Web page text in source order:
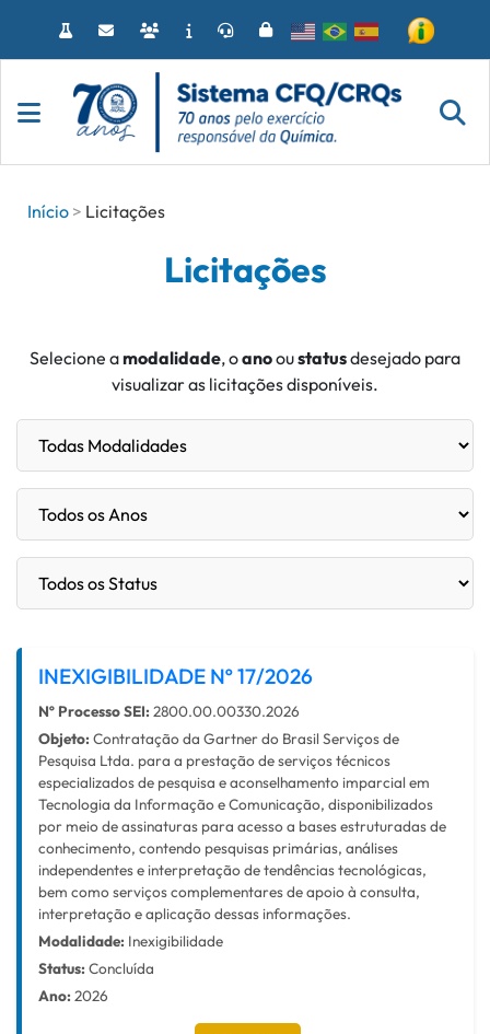
o
Início
Licitações
Licitações
Selecione amodalidade, oanooustatusdesejado para
visualizar as licitações disponíveis.
INEXIGIBILIDADE Nº 17/2026
Nº Processo SEI: 2800.00.00330.2026
Objeto: Contratação da Gartner do Brasil Serviços de
Pesquisa Ltda. para a prestação de serviços técnicos
especializados de pesquisa e aconselhamento imparcial em
Tecnologia da Informação e Comunicação, disponibilizados
por meio de assinaturas para acesso a bases estruturadas de
conhecimento, contendo pesquisas primárias, análises
independentes e interpretação de tendências tecnológicas,
bem como serviços complementares de apoio à consulta,
interpretação e aplicação dessas informações.
Modalidade: Inexigibilidade
Status: Concluída
Ano: 2026